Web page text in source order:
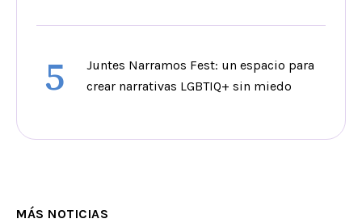
5
Juntes Narramos Fest: un espacio para
crear narrativas LGBTIQ+ sin miedo
MÁS NOTICIAS